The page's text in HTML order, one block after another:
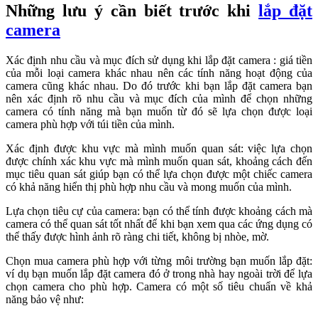
Những lưu ý cần biết trước khilắp đặt
camera
Xác định nhu cầu và mục đích sử dụng khi lắp đặt camera : giá tiền
của mỗi loại camera khác nhau nên các tính năng hoạt động của
camera cũng khác nhau. Do đó trước khi bạn lắp đặt camera bạn
nên xác định rõ nhu cầu và mục đích của mình để chọn những
camera có tính năng mà bạn muốn từ đó sẽ lựa chọn được loại
camera phù hợp với túi tiền của mình.
Xác định được khu vực mà mình muốn quan sát: việc lựa chọn
được chính xác khu vực mà mình muốn quan sát, khoảng cách đến
mục tiêu quan sát giúp bạn có thể lựa chọn được một chiếc camera
có khả năng hiển thị phù hợp nhu cầu và mong muốn của mình.
Lựa chọn tiêu cự của camera: bạn có thể tính được khoảng cách mà
camera có thể quan sát tốt nhất để khi bạn xem qua các ứng dụng có
thể thấy được hình ảnh rõ ràng chi tiết, không bị nhòe, mờ.
Chọn mua camera phù hợp với từng môi trường bạn muốn lắp đặt:
ví dụ bạn muốn lắp đặt camera đó ở trong nhà hay ngoài trời để lựa
chọn camera cho phù hợp. Camera có một số tiêu chuẩn về khả
năng bảo vệ như: